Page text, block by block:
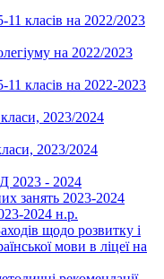
11 класів на 2022/2023
на 2022/2023
11 класів на 2022-2023
2023/2024
2023/2024
2023 - 2024
занять 2023-2024
2024 н.р.
щодо розвитку і
мови в ліцеї на